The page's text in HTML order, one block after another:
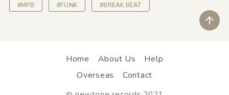
#MPB #FUNK #BREAK BEAT
Home About Us
Help
Overseas
Contact